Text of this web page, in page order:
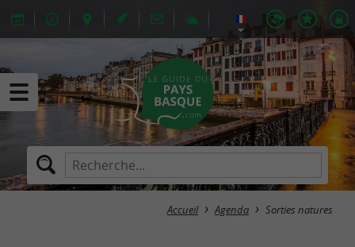
Accueil Agenda Sorties natures